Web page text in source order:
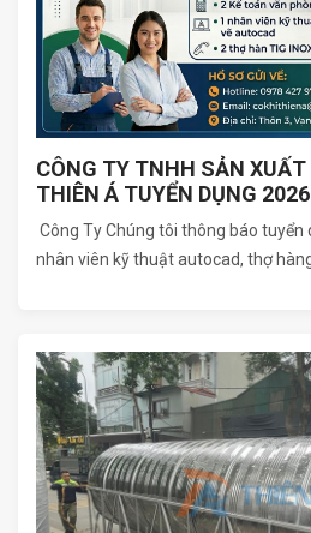
CÔNG TY TNHH SẢN
THIÊN Á TUYỂN DỤNG 2026
Công Ty Chúng tôi thông báo tuyển
nhân viên kỹ thuật autocad, thợ